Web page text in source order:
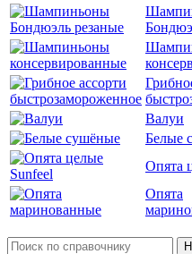
Валуи
Белые
Опята
Опята